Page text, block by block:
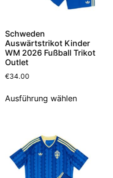
Schweden
Auswärtstrikot Kinder
WM 2026 Fußball Trikot
Outlet
€34.00
Ausführung wählen